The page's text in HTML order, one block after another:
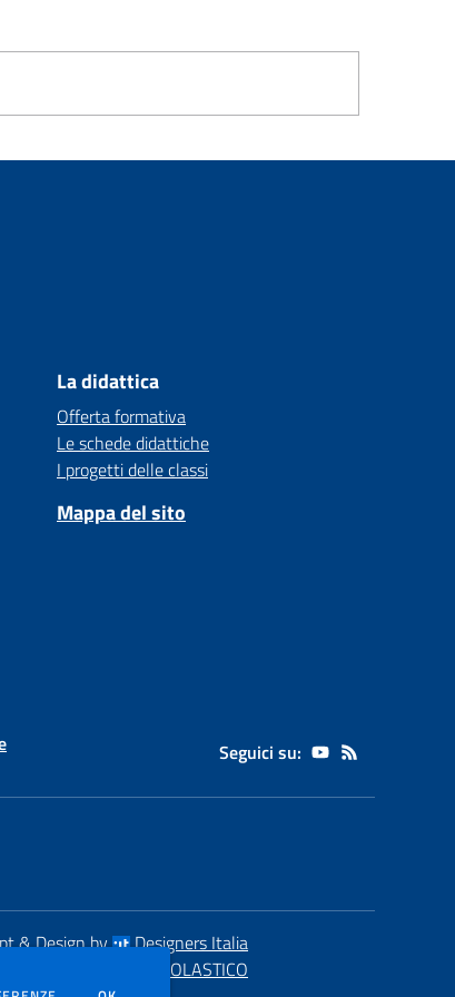
La didattica
Offerta formativa
Le schede didattiche
I progetti delle classi
Mappa del sito
Seguici su:
& Design by
Designers Italia
SCUOLASTICO